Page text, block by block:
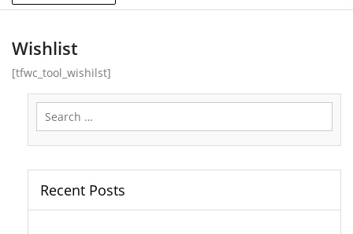
Wishlist
[tfwc_tool_wishilst]
Search
for:
Recent Posts